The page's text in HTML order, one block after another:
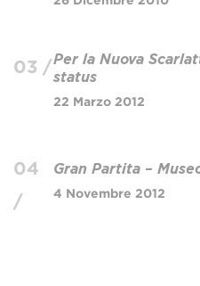
03 /Per la Nuova
status
22 Marzo 2012
04
/
Gran Partita –
4 Novembre 2012